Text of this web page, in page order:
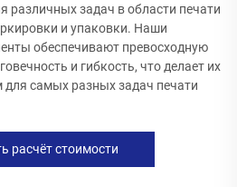
различных задач в области печати
и упаковки. Наши
обеспечивают превосходную
и гибкость, что делает их
самых разных задач печати
расчёт стоимости